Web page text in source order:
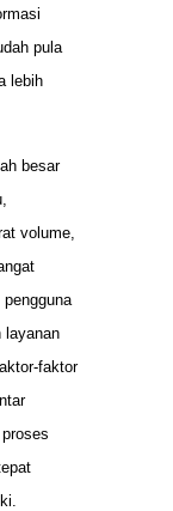
pula
lebih
besar
volume,
layanan
faktor